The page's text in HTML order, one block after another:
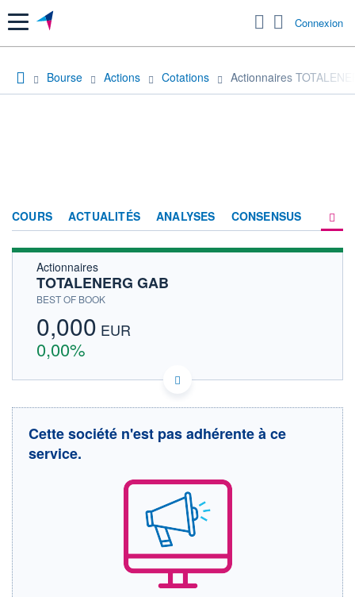
Menu Connexion
Bourse Actions Cotations Actionnaires
COURS ACTUALITÉS ANALYSES CONSENSUS
Actionnaires
TOTALENERG GAB
BEST OF BOOK
0,000 EUR
0,00%
GA0000121459 GA0000121459
Cotation sur les autres places
OUVERTURE
+ BAS
0,000
CAPITAL ÉCHANGÉ
DERNIER ÉCHANGE
LIMITE À LA
Cette société n'est pas adhérente à ce
service.